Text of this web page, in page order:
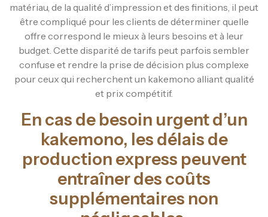
matériau, de la qualité d’impression et des finitions, il peut
être compliqué pour les clients de déterminer quelle
offre correspond le mieux à leurs besoins et à leur
budget. Cette disparité de tarifs peut parfois sembler
confuse et rendre la prise de décision plus complexe
pour ceux qui recherchent un kakemono alliant qualité
et prix compétitif.
En cas de besoin urgent d’un
kakemono, les délais de
production express peuvent
entraîner des coûts
supplémentaires non